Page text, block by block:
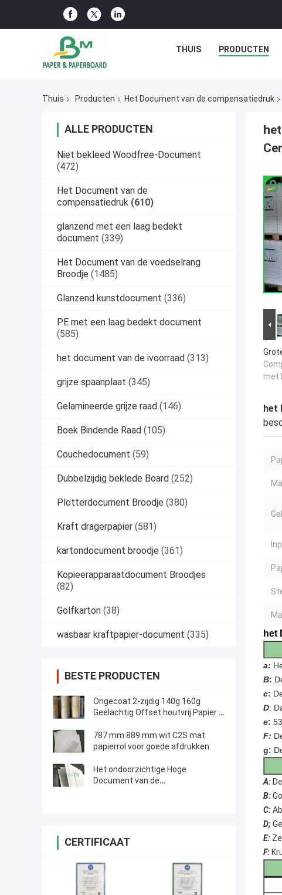
THUIS PRODUCTEN
Thuis Producten Het Document van de compensatiedruk
ALLE PRODUCTEN
Niet bekleed Woodfree-Document
(472)
Het Document van de
compensatiedruk (610)
glanzend met een laag bedekt
document (339)
Het Document van de voedselrang
Broodje (1485)
Glanzend kunstdocument (336)
PE met een laag bedekt document
(585)
het document van de ivoorraad (313)
grijze spaanplaat (345)
Gelamineerde grijze raad (146)
Boek Bindende Raad (105)
Couchedocument (59)
Dubbelzijdig beklede Board (252)
Plotterdocument Broodje (380)
Kraft dragerpapier (581)
kartondocument broodje (361)
Kopieerapparaatdocument Broodjes
(82)
Golfkarton (38)
wasbaar kraftpapier-document (335)
BESTE PRODUCTEN
Ongecoat 2-zijdig 140g 160g
Geelachtig Offset houtvrij Papier /
787 mm 889 mm wit C2S mat
papierrol voor goede afdrukken
Het ondoorzichtige Hoge
Document van de
CERTIFICAAT
met
het
het
a:
B:
c:
D:
e:
F:
g:
A:
B:
C:
D;
E:
F: